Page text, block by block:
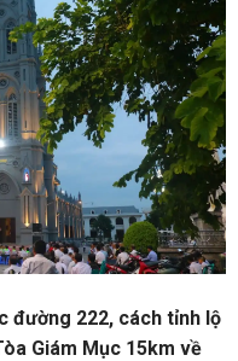
đường 222, cách tỉnh lộ
Giám Mục 15km về